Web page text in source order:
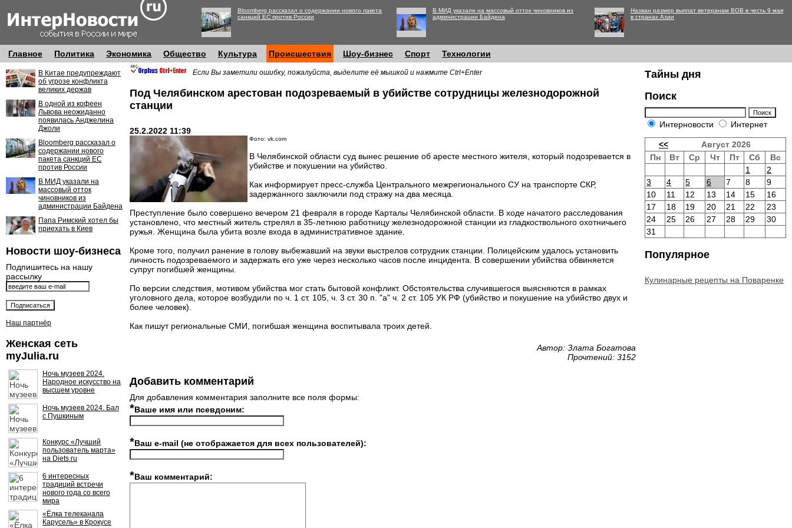
Bloomberg рассказал о содержании нового пакета
санкций ЕС против России
В МИД указали на массовый отток чиновников из
администрации Байдена
Назван размер выплат ветеранам ВОВ в честь 9 мая
в странах Азии
Главное Политика Экономика Общество Культура Происшествия Шоу-бизнес Спорт Технологии
В Китае предупреждают
об угрозе конфликта
великих держав
В одной из кофеен
Львова неожиданно
появилась Анджелина
Джоли
Bloomberg рассказал о
содержании нового
пакета санкций ЕС
против России
В МИД указали на
массовый отток
чиновников из
администрации Байдена
Папа Римский хотел бы
приехать в Киев
Новости шоу-бизнеса
Подпишитесь на нашу
рассылку
Наш партнёр
Женская сеть
myJulia.ru
Ночь музеев 2024.
Народное искусство на
высшем уровне
Ночь музеев 2024. Бал
с Пушкиным
Конкурс «Лучший
пользователь марта»
на Diets.ru
6 интересных
традиций встречи
нового года со всего
мира
«Ёлка телеканала
Карусель» в Крокусе
Если Вы заметили ошибку, пожалуйста, выделите её мышкой и нажмите Ctrl+Enter
Под Челябинском арестован подозреваемый в убийстве сотрудницы железнодорожной
станции
25.2.2022 11:39
Фото: vk.com
В Челябинской области суд вынес решение об аресте местного жителя, который подозревается в
убийстве и покушении на убийство.
Как информирует пресс-служба Центрального межрегионального СУ на транспорте СКР,
задержанного заключили под стражу на два месяца.
Преступление было совершено вечером 21 февраля в городе Карталы Челябинской области. В ходе начатого расследования
установлено, что местный житель стрелял в 35-летнюю работницу железнодорожной станции из гладкоствольного охотничьего
ружья. Женщина была убита возле входа в административное здание.
Кроме того, получил ранение в голову выбежавший на звуки выстрелов сотрудник станции. Полицейским удалось установить
личность подозреваемого и задержать его уже через несколько часов после инцидента. В совершении убийства обвиняется
супруг погибшей женщины.
По версии следствия, мотивом убийства мог стать бытовой конфликт. Обстоятельства случившегося выясняются в рамках
уголовного дела, которое возбудили по ч. 1 ст. 105, ч. 3 ст. 30 п. "а" ч. 2 ст. 105 УК РФ (убийство и покушение на убийство двух и
более человек).
Как пишут региональные СМИ, погибшая женщина воспитывала троих детей.
Автор: Злата Богатова
Прочтений: 3152
Добавить комментарий
Для добавления комментария заполните все поля формы:
*Ваше имя или псевдоним:
*Ваш e-mail (не отображается для всех пользователей):
*Ваш комментарий:
Тайны дня
Поиск
Интерновости Интернет
<<
Август 2026
Пн
Вт Ср Чт Пт Сб
Вс
1
2
3
4 5 6 7 8
9
10
11 12 13 14 15
16
17
18 19 20 21 22
23
24
25 26 27 28 29
30
31
Популярное
Кулинарные рецепты на Поваренке